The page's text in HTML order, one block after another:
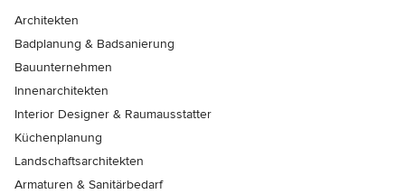
Architekten
Badplanung & Badsanierung
Bauunternehmen
Innenarchitekten
Interior Designer & Raumausstatter
Küchenplanung
Landschaftsarchitekten
Armaturen & Sanitärbedarf